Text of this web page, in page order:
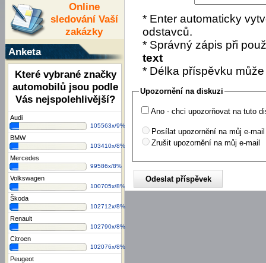
Online
sledování Vaší
zakázky
Anketa
Které vybrané značky
automobilů jsou podle
Vás nejspolehlivější?
Audi
105563x/9%
BMW
103410x/8%
Mercedes
99586x/8%
Volkswagen
100705x/8%
Škoda
102712x/8%
Renault
102790x/8%
Citroen
102076x/8%
Peugeot
* Enter automaticky
odstavců.
* Správný zápis při
text
* Délka příspěvku
Upozornění na diskuzi
Ano - chci upozorňovat na tuto
Posílat upozornění na můj e-mail
Zrušit upozornění na můj e-mail